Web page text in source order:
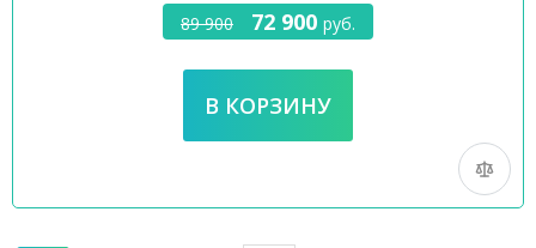
89 900 72 900 руб.